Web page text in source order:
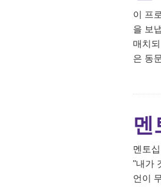
이 프
을 보
매치
은 동
멘
멘토
"내가
언이